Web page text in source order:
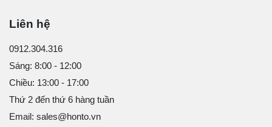
Liên hệ
0912.304.316
Sáng: 8:00 - 12:00
Chiều: 13:00 - 17:00
Thứ 2 đến thứ 6 hàng tuần
Email: sales@honto.vn